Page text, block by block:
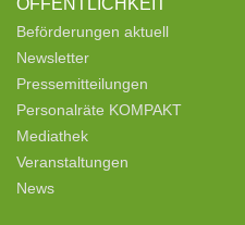
ÖFFENTLICHKEIT
Beförderungen aktuell
Newsletter
Pressemitteilungen
Personalräte KOMPAKT
Mediathek
Veranstaltungen
News